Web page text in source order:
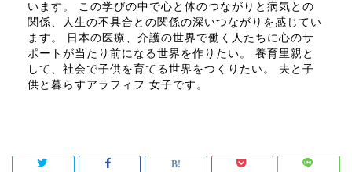
います。 この学びの中で心と体のつながりと病気との
関係、人生の不具合との関係の深いつながりを感じてい
ます。 日本の医療、介護の世界で働く人たちに心のサ
ポートが当たり前になる世界を作りたい。 養育里親と
して、社会で子供を育てる世界をつくりたい。 夫と子
供と暮らすアラフィフ 女子です。